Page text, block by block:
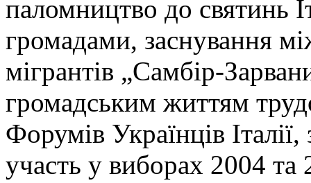
паломництво до святинь
громадами, заснування
мігрантів „Самбір-
громадським життям
Форумів Українців
участь у виборах 2004 та